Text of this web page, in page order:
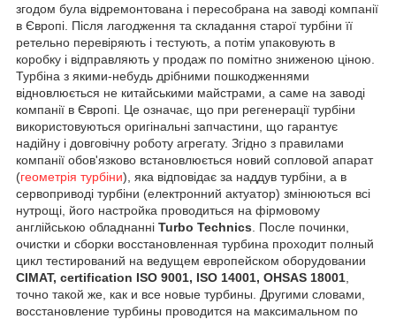
згодом була відремонтована і пересобрана на заводі компанії
в Європі. Після лагодження та складання старої турбіни її
ретельно перевіряють і тестують, а потім упаковують в
коробку і відправляють у продаж по помітно зниженою ціною.
Турбіна з якими-небудь дрібними пошкодженнями
відновлюється не китайськими майстрами, а саме на заводі
компанії в Європі. Це означає, що при регенерації турбіни
використовуються оригінальні запчастини, що гарантує
надійну і довговічну роботу агрегату. Згідно з правилами
компанії обов'язково встановлюється новий сопловой апарат
(геометрія турбіни), яка відповідає за наддув турбіни, а в
сервоприводі турбіни (електронний актуатор) змінюються всі
нутрощі, його настройка проводиться на фірмовому
англійською обладнанні Turbo Technics . После починки,
очистки и сборки восстановленная турбина проходит полный
цикл тестирований на ведущем европейском оборудовании
CIMAT, certification ISO 9001, ISO 14001, OHSAS 18001
точно такой же, как и все новые турбины. Другими словами,
восстановление турбины проводится на максимальном по